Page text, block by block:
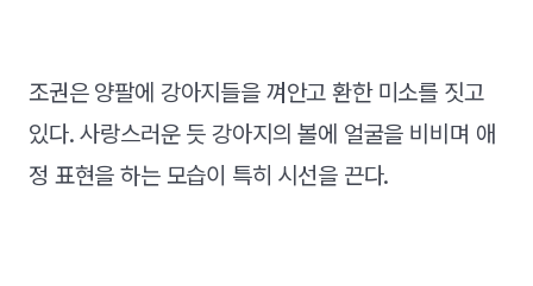
조권은 양팔에 강아지들을 껴안고 환한 미소를 짓고
있다. 사랑스러운 듯 강아지의 볼에 얼굴을 비비며 애
정 표현을 하는 모습이 특히 시선을 끈다.